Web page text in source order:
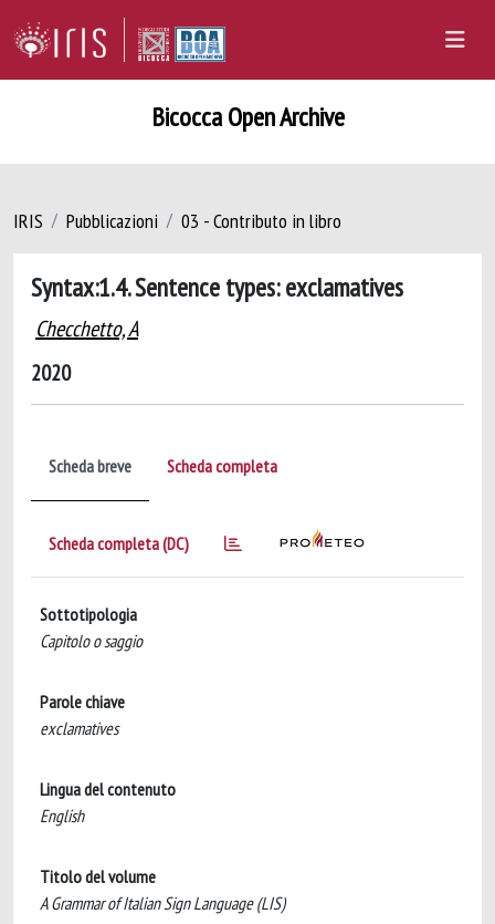
Bicocca Open Archive
IRIS Pubblicazioni 03 - Contributo in libro
Syntax:1.4. Sentence types: exclamatives
Checchetto, A
2020
Scheda breve Scheda completa
Scheda completa (DC)
Sottotipologia
Capitolo o saggio
Parole chiave
exclamatives
Lingua del contenuto
English
Titolo del volume
A Grammar of Italian Sign Language (LIS)